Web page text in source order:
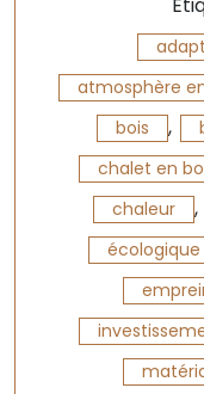
atmosphère
bois ,
chalet en
chaleur ,
écologique